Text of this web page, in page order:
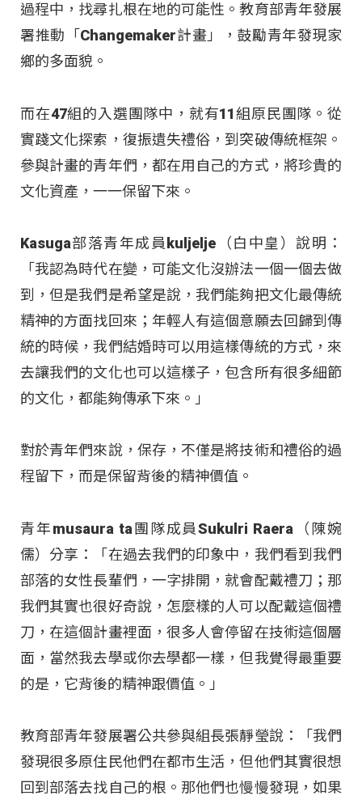
過程中，找尋扎根在地的可能性。教育部青年發展
署推動「Changemaker計畫」，鼓勵青年發現家
鄉的多面貌。
而在47組的入選團隊中，就有11組原民團隊。從
實踐文化探索，復振遺失禮俗，到突破傳統框架。
參與計畫的青年們，都在用自己的方式，將珍貴的
文化資產，一一保留下來。
Kasuga部落青年成員kuljelje（白中皇）說明：
「我認為時代在變，可能文化沒辦法一個一個去做
到，但是我們是希望是說，我們能夠把文化最傳統
精神的方面找回來；年輕人有這個意願去回歸到傳
統的時候，我們結婚時可以用這樣傳統的方式，來
去讓我們的文化也可以這樣子，包含所有很多細節
的文化，都能夠傳承下來。」
對於青年們來說，保存，不僅是將技術和禮俗的過
程留下，而是保留背後的精神價值。
青年musaura ta團隊成員Sukulri Raera（陳婉
儒）分享：「在過去我們的印象中，我們看到我們
部落的女性長輩們，一字排開，就會配戴禮刀；那
我們其實也很好奇說，怎麼樣的人可以配戴這個禮
刀，在這個計畫裡面，很多人會停留在技術這個層
面，當然我去學或你去學都一樣，但我覺得最重要
的是，它背後的精神跟價值。」
教育部青年發展署公共參與組長張靜瑩說：「我們
發現很多原住民他們在都市生活，但他們其實很想
回到部落去找自己的根。那他們也慢慢發現，如果